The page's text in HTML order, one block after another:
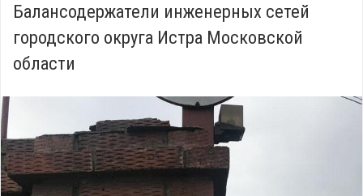
Балансодержатели инженерных сетей
городского округа Истра Московской
области